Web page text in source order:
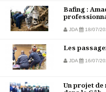
Bafing :
JDA 18/07/
Les
JDA 16/07/
Un projet